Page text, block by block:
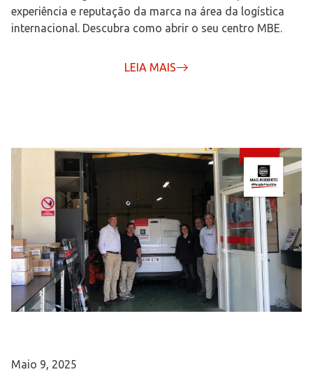
experiência e reputação da marca na área da logística
internacional. Descubra como abrir o seu centro MBE.
LEIA MAIS
Maio 9, 2025